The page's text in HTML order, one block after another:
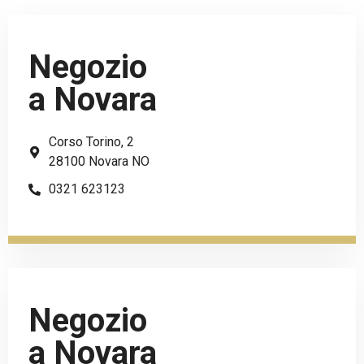
Negozio
a Novara
Corso Torino, 2
28100 Novara NO
0321 623123
Negozio
a Novara